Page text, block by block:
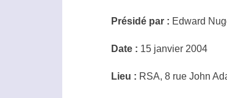
Présidé par : Edward
Date : 15 janvier 2004
Lieu : RSA, 8 rue John